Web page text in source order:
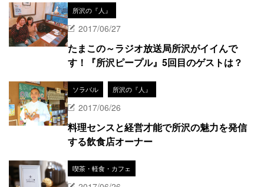
所沢の『人』
2017/06/27
たまこの～ラジオ放送局所沢がイイんで
す！『所沢ピープル』5回目のゲストは？
ソラバル 所沢の『人』
2017/06/26
料理センスと経営才能で所沢の魅力を発信
する飲食店オーナー
喫茶・軽食・カフェ